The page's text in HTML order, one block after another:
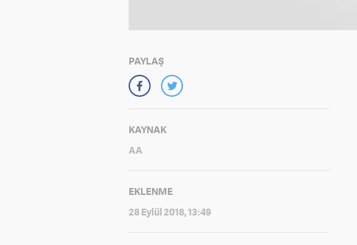
PAYLAŞ
KAYNAK
AA
EKLENME
28 Eylül 2018, 13:49